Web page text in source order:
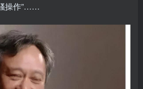
操作”……